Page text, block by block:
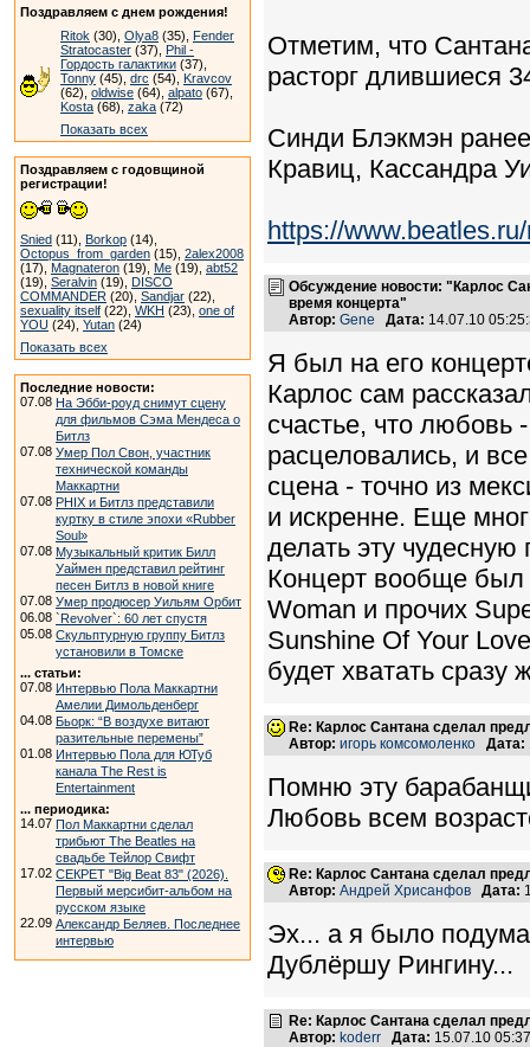
Поздравляем с днем рождения!
Ritok (30), Olya8 (35), Fender
Stratocaster (37), Phil -
Гордость галактики (37),
Tonny (45), drc (54), Kravcov
(62), oldwise (64), alpato (67),
Kosta (68), zaka (72)
Показать всех
Поздравляем с годовщиной
регистрации!
Snied (11), Borkop (14),
Octopus_from_garden (15), 2alex2008
(17), Magnateron (19), Me (19), abt52
(19), Seralvin (19), DISCO
COMMANDER (20), Sandjar (22),
sexuality itself (22), WKH (23), one of
YOU (24), Yutan (24)
Показать всех
Последние новости:
07.08 На Эбби-роуд снимут сцену
для фильмов Сэма Мендеса о
Битлз
07.08 Умер Пол Свон, участник
технической команды
Маккартни
07.08 PHIX и Битлз представили
куртку в стиле эпохи «Rubber
Soul»
07.08 Музыкальный критик Билл
Уаймен представил рейтинг
песен Битлз в новой книге
07.08 Умер продюсер Уильям Орбит
06.08 `Revolver`: 60 лет спустя
05.08 Скульптурную группу Битлз
установили в Томске
... статьи:
07.08 Интервью Пола Маккартни
Амелии Димольденберг
04.08 Бьорк: “В воздухе витают
разительные перемены”
01.08 Интервью Пола для ЮТуб
канала The Rest is
Entertainment
... периодика:
14.07 Пол Маккартни сделал
трибьют The Beatles на
свадьбе Тейлор Свифт
17.02 СЕКРЕТ "Big Beat 83" (2026).
Первый мерсибит-альбом на
русском языке
22.09 Александр Беляев. Последнее
интервью
Отметим, что
расторг длившиеся
Синди Блэкмэн
Кравиц, Кассандра
https://
Обсуждение новости: "Карлос
время концерта"
Автор: Gene Дата: 14.07.10
Я был на его
Карлос сам
счастье, что любовь
расцеловались, и
сцена - точно из
и искренне. Еще
делать эту
Концерт вообще был
Woman и прочих
Sunshine Of Your
будет хватать сразу
Re: Карлос Сантана сделал
Автор: игорь комсомоленко Дата:
Помню эту
Любовь всем
Re: Карлос Сантана сделал
Автор: Андрей Хрисанфов Дата:
Эх... а я было
Дублёршу Рингину...
Re: Карлос Сантана сделал
Автор: koderr Дата: 15.07.10